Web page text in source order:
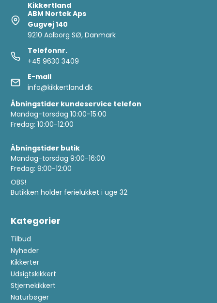
Kikkertland
ABM Nortek Aps
Gugvej 140
9210 Aalborg SØ, Danmark
Telefonnr.
+45 9630 3409
E-mail
info@kikkertland.dk
Åbningstider kundeservice telefon
Mandag-torsdag 10:00-15:00
Fredag: 10:00-12:00
Åbningstider butik
Mandag-torsdag 9:00-16:00
Fredag: 9:00-12:00
OBS!
Butikken holder ferielukket i uge 32
Kategorier
Tilbud
Nyheder
Kikkerter
Udsigtskikkert
Stjernekikkert
Naturbøger